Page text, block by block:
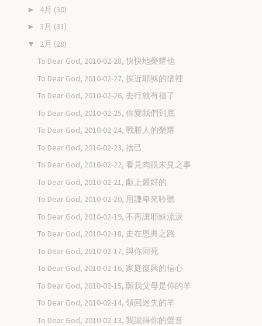
► 4月 (30)
► 3月 (31)
▼ 2月 (28)
To Dear God, 2010-02-28, 快快地榮耀他
To Dear God, 2010-02-27, 挨近耶穌的懷裡
To Dear God, 2010-02-26, 去行就有福了
To Dear God, 2010-02-25, 你愛我們到底
To Dear God, 2010-02-24, 戰勝人的榮耀
To Dear God, 2010-02-23, 捨己
To Dear God, 2010-02-22, 看見肉眼未見之事
To Dear God, 2010-02-21, 獻上最好的
To Dear God, 2010-02-20, 用謙卑來聆聽
To Dear God, 2010-02-19, 不再讓耶穌流淚
To Dear God, 2010-02-18, 走在恩典之路
To Dear God, 2010-02-17, 與你同死
To Dear God, 2010-02-16, 家庭復興的信心
To Dear God, 2010-02-15, 願我父母是你的羊
To Dear God, 2010-02-14, 領回迷失的羊
To Dear God, 2010-02-13, 我認得你的聲音